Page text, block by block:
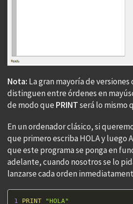
Nota: La gran mayoría de versiones
distinguen entre órdenes en
de modo quePRINTserá lo mismo
En un ordenador clásico, si
que primero escriba HOLA y luego
que este programa se ponga en
adelante, cuando nosotros se lo
lanzarse cada orden
1 PRINT "HOLA"